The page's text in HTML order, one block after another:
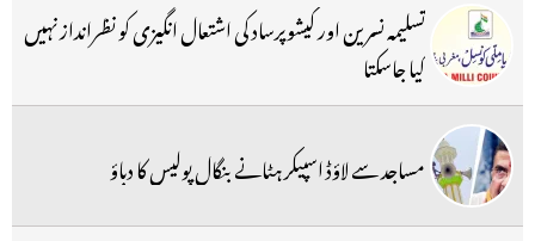
تسلیمہ نسرین اور کیشوپرساد کی اشتعال انگیزی کو نظرانداز نہیں
کیا جاسکتا
مساجد سے لاؤڈ اسپیکر ہٹانے بنگال پولیس کا دباؤ